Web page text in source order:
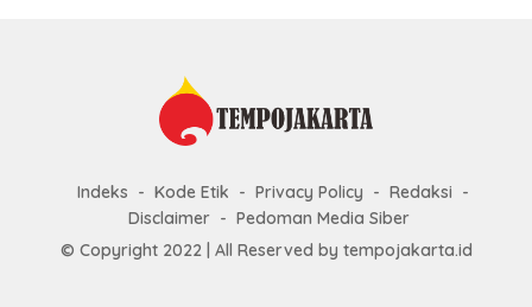
Indeks Kode Etik Privacy Policy
Redaksi
Disclaimer
Pedoman Media Siber
© Copyright 2022 | All Reserved by tempojakarta.id